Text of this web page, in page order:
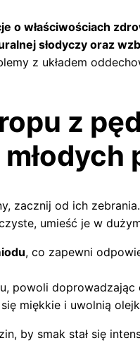
o właściwościach
słodyczy oraz
z układem
z
zacznij od ich
umieść je w
, co zapewni
powoli doprowadzając
miękkie i uwolnią
by smak stał się